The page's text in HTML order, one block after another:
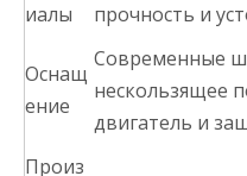
иалы
прочность и
Оснащ
ение
Современные
нескользящее
двигатель и
Произ